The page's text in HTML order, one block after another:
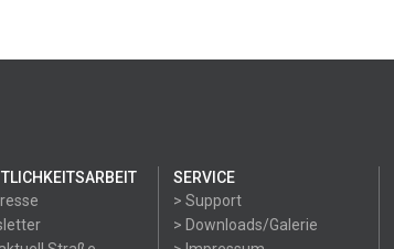
SERVICE
> Support
> Downloads/Galerie